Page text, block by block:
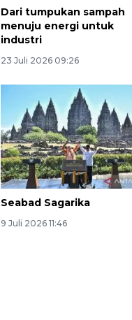
Dari tumpukan sampah
menuju energi untuk
industri
23 Juli 2026 09:26
Seabad Sagarika
9 Juli 2026 11:46